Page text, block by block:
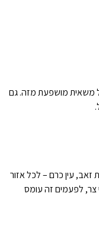
משאית מושפעת מזה. גם
זאב, עין כרם – לכל אזור
צר, לפעמים זה עומס